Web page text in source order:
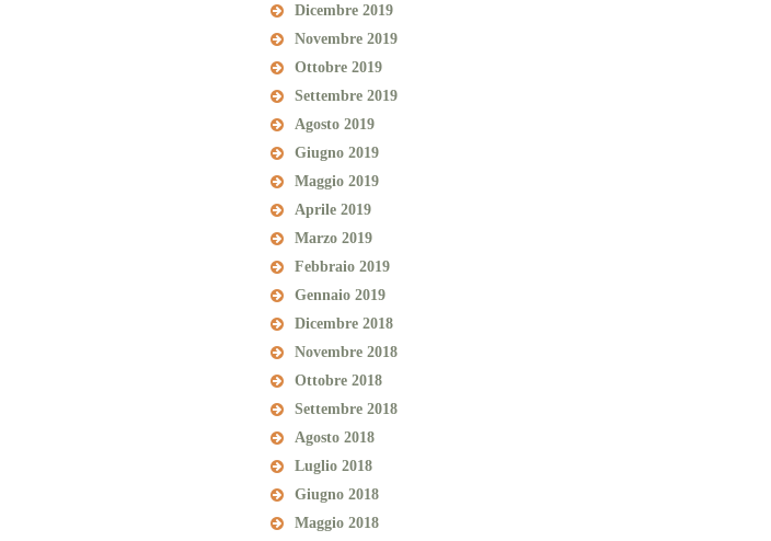
Dicembre 2019
Novembre 2019
Ottobre 2019
Settembre 2019
Agosto 2019
Giugno 2019
Maggio 2019
Aprile 2019
Marzo 2019
Febbraio 2019
Gennaio 2019
Dicembre 2018
Novembre 2018
Ottobre 2018
Settembre 2018
Agosto 2018
Luglio 2018
Giugno 2018
Maggio 2018